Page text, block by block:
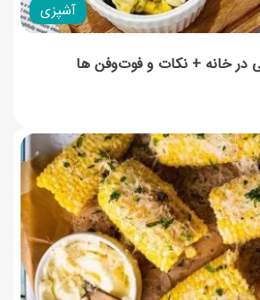
آشپزی
در خانه + نکات و فوت‌وفن ها